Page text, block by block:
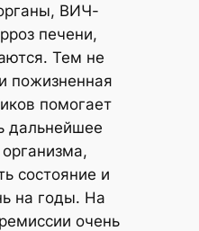
ВИЧ-
печени,
Тем не
пожизненная
помогает
дальнейшее
состояние и
на годы. На
очень